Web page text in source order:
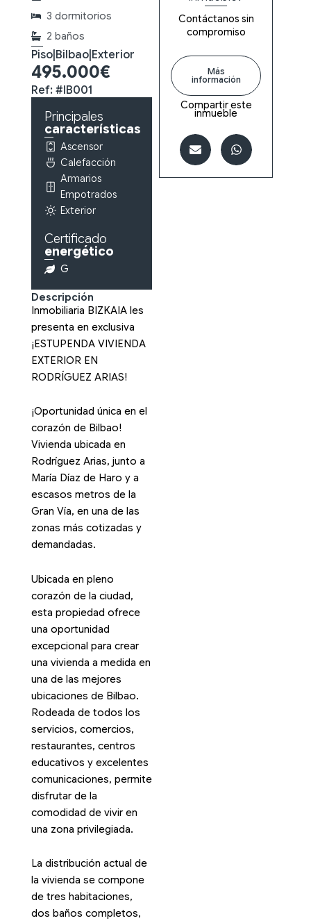
3 dormitorios
2 baños
Piso| Bilbao| Exterior
495.000€
Ref: #IB001
Principales
características
Ascensor
Calefacción
Armarios
Empotrados
Exterior
Certificado
energético
G
Descripción
Inmobiliaria BIZKAIA les
presenta en exclusiva
¡ESTUPENDA VIVIENDA
EXTERIOR EN
RODRÍGUEZ ARIAS!
¡Oportunidad única en el
corazón de Bilbao!
Vivienda ubicada en
Rodríguez Arias, junto a
María Díaz de Haro y a
escasos metros de la
Gran Vía, en una de las
zonas más cotizadas y
demandadas.
Ubicada en pleno
corazón de la ciudad,
esta propiedad ofrece
una oportunidad
excepcional para crear
una vivienda a medida en
una de las mejores
ubicaciones de Bilbao.
Rodeada de todos los
servicios, comercios,
restaurantes, centros
educativos y excelentes
comunicaciones, permite
disfrutar de la
comodidad de vivir en
una zona privilegiada.
La distribución actual de
la vivienda se compone
de tres habitaciones,
dos baños completos,
Contáctanos sin
compromiso
Más
información
Compartir este
inmueble